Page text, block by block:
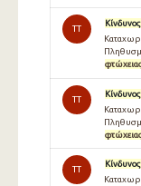
TT
Κίνδυνος
TT
Κίνδυνος
TT
Κίνδυνος